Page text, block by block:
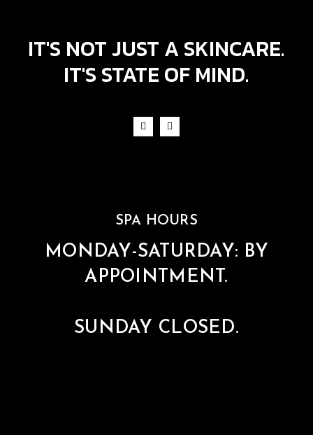
IT'S NOT JUST A SKINCARE.
IT'S STATE OF MIND.
SPA HOURS
MONDAY-SATURDAY: BY
APPOINTMENT.
SUNDAY CLOSED.